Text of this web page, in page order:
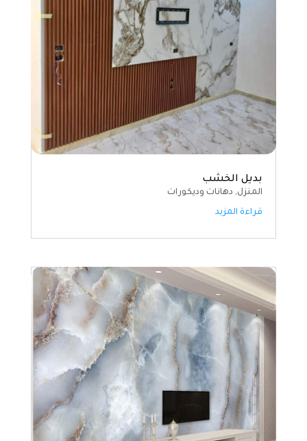
بديل الخشب
المنزل, دهانات وديكورات
قراءة المزيد